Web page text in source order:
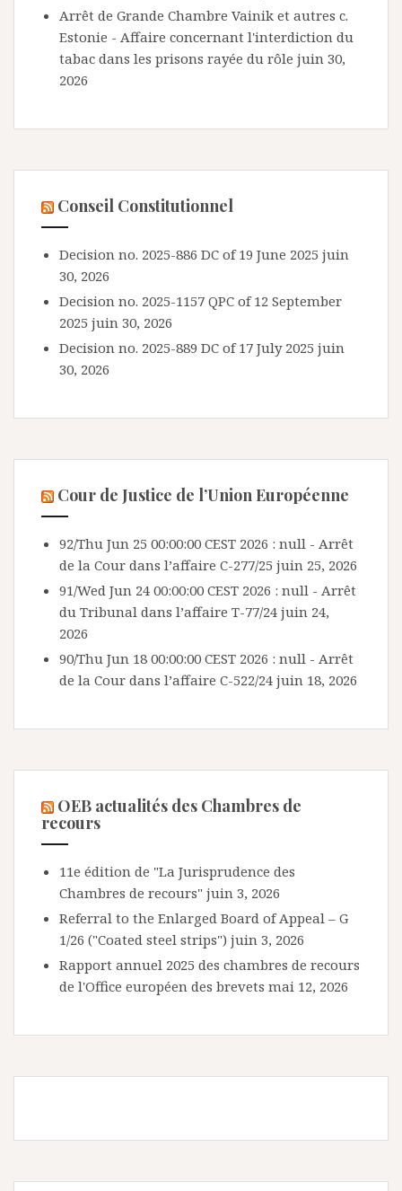
Arrêt de Grande Chambre Vainik et autres c.
Estonie - Affaire concernant l'interdiction du
tabac dans les prisons rayée du rôle juin 30,
2026
Conseil Constitutionnel
Decision no. 2025-886 DC of 19 June 2025 juin
30, 2026
Decision no. 2025-1157 QPC of 12 September
2025 juin 30, 2026
Decision no. 2025-889 DC of 17 July 2025 juin
30, 2026
Cour de Justice de l’Union Européenne
92/Thu Jun 25 00:00:00 CEST 2026 : null - Arrêt
de la Cour dans l’affaire C-277/25 juin 25, 2026
91/Wed Jun 24 00:00:00 CEST 2026 : null - Arrêt
du Tribunal dans l’affaire T-77/24 juin 24,
2026
90/Thu Jun 18 00:00:00 CEST 2026 : null - Arrêt
de la Cour dans l’affaire C-522/24 juin 18, 2026
OEB actualités des Chambres de
recours
11e édition de "La Jurisprudence des
Chambres de recours" juin 3, 2026
Referral to the Enlarged Board of Appeal – G
1/26 ("Coated steel strips") juin 3, 2026
Rapport annuel 2025 des chambres de recours
de l'Office européen des brevets mai 12, 2026